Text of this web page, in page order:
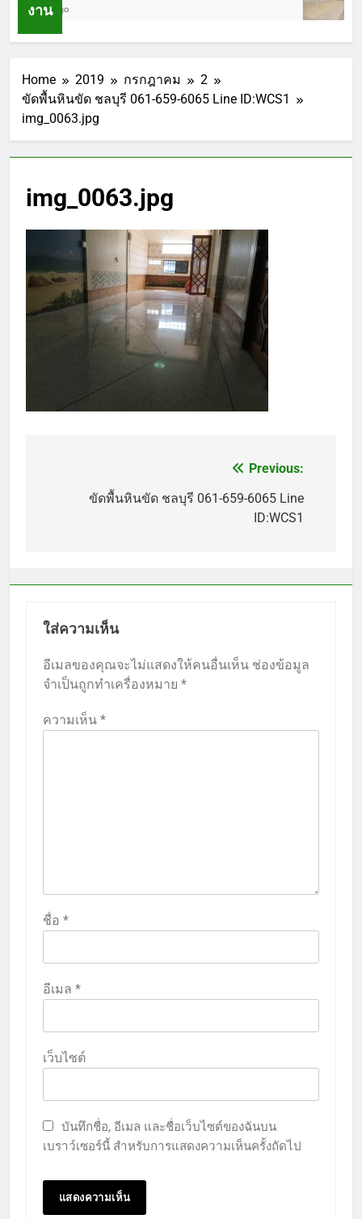
งาน
1 ปี Ago
Home 2019 กรกฎาคม
2
ขัดพื้นหินขัด ชลบุรี 061-659-6065 Line ID:WCS1
img_0063.jpg
img_0063.jpg
Previous:
ขัดพื้นหินขัด ชลบุรี 061-659-6065 Line
ID:WCS1
ใส่ความเห็น
อีเมลของคุณจะไม่แสดงให้คนอื่นเห็น ช่องข้อมูล
จำเป็นถูกทำเครื่องหมาย *
ความเห็น *
ชื่อ *
อีเมล *
เว็บไซต์
บันทึกชื่อ, อีเมล และชื่อเว็บไซต์ของฉันบน
เบราว์เซอร์นี้ สำหรับการแสดงความเห็นครั้งถัดไป